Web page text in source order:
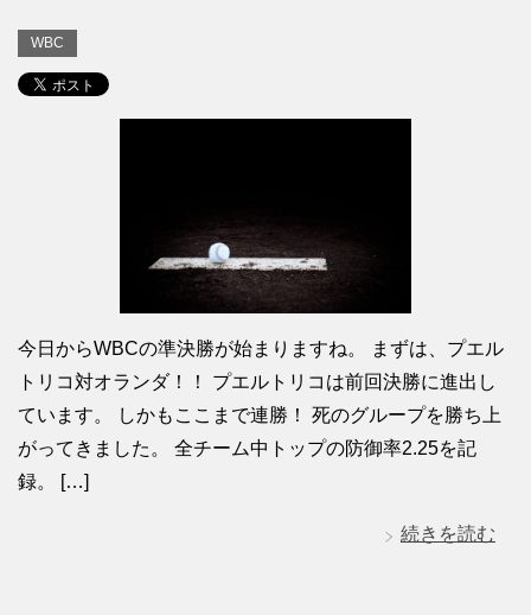
WBC
今日からWBCの準決勝が始まりますね。 まずは、プエル
トリコ対オランダ！！ プエルトリコは前回決勝に進出し
ています。 しかもここまで連勝！ 死のグループを勝ち上
がってきました。 全チーム中トップの防御率2.25を記
録。 […]
続きを読む